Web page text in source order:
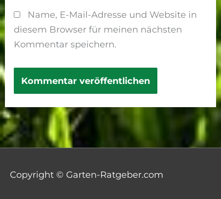
Name, E-Mail-Adresse und Website in
diesem Browser für meinen nächsten
Kommentar speichern.
Copyright © Garten-Ratgeber.com